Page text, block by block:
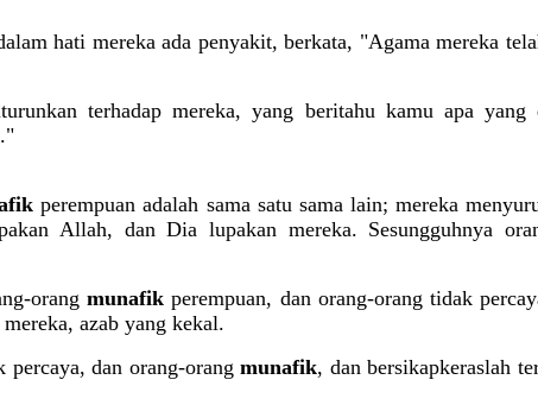
hati mereka ada penyakit, berkata, "Agama mereka
terhadap mereka, yang beritahu kamu apa
perempuan adalah sama satu sama lain; mereka
Allah, dan Dia lupakan mereka. Sesungguhnya
orangmunafik perempuan, dan orang-orang tidak
azab yang kekal.
percaya, dan orang-orangmunafik, dan bersikapkeraslah